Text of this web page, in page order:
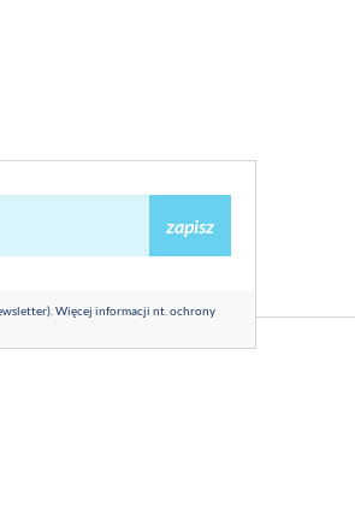
zapisz
Więcej informacji nt. ochrony